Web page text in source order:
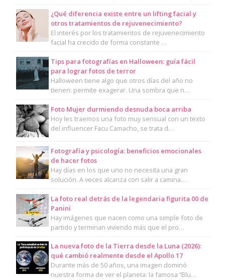
¿Qué diferencia existe entre un lifting facial y
otros tratamientos de rejuvenecimiento?
El interés por los tratamientos de rejuvenecimiento
facial ha crecido de forma constante …
Tips para fotografías en Halloween: guía fácil
para lograr fotos de terror
Halloween tiene algo que otros días del año no
tienen: permite exagerar. Una sombra que n…
Foto Mujer durmiendo desnuda boca arriba
Hoy les traemos una foto muy sensual con un texto
del influencer Facu Camacho, se trata d…
Fotografía y psicología: beneficios emocionales
de hacer fotos
Hay días en los que uno no necesita una gran
solución. A veces alcanza con salir a camina…
La foto real detrás de la legendaria figurita 00 de
Panini
Hay imágenes que nacen como una simple foto de
partido y terminan viviendo más que el pro…
La nueva foto de la Tierra desde la Luna (2026):
qué cambió realmente desde el Apollo 17
Durante más de 50 años, una imagen dominó
nuestra forma de ver el planeta: la famosa “Blu…